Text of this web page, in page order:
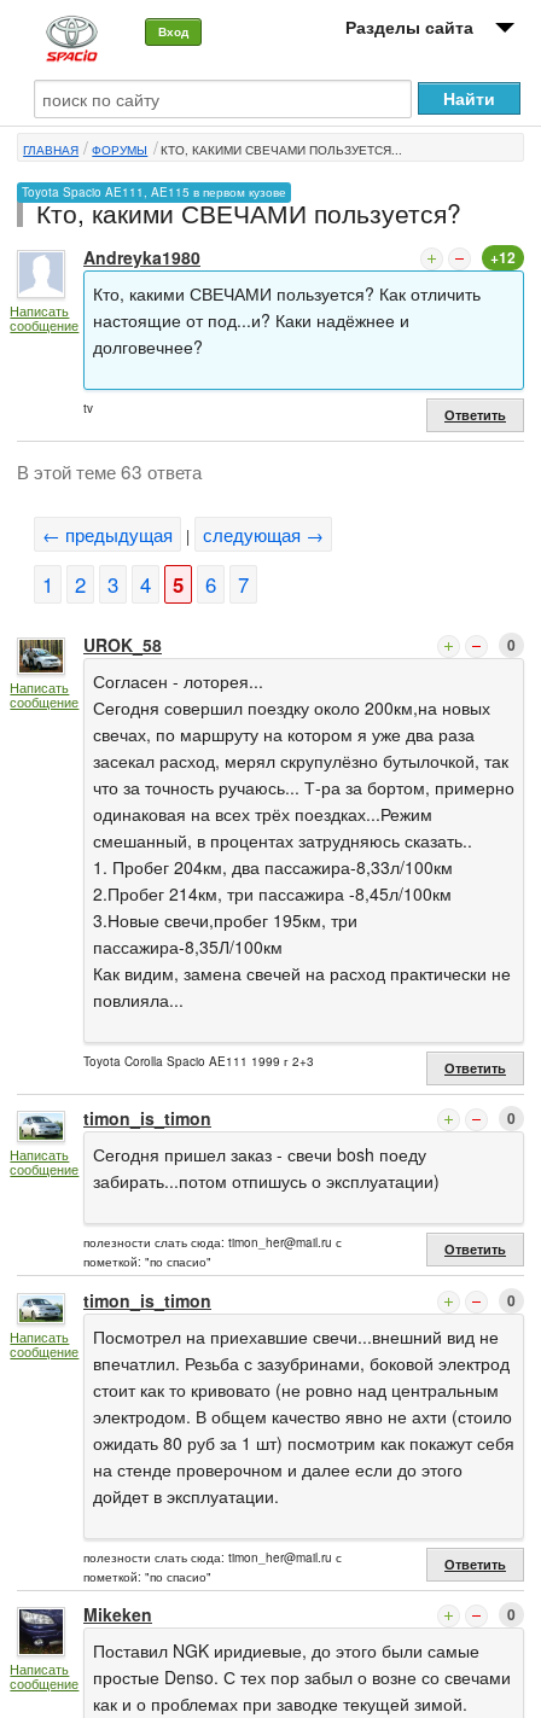
Вход Разделы сайта
О машине
Автоклуб
Форумы
Сервисы и услуги
Новости
ГЛАВНАЯ ФОРУМЫ КТО, КАКИМИ СВЕЧАМИ ПОЛЬЗУЕТСЯ...
Toyota Spacio AE111, AE115 в первом кузове
Кто, какими СВЕЧАМИ пользуется?
Написать
сообщение
Andreyka1980 +12
Кто, какими СВЕЧАМИ пользуется? Как отличить
настоящие от под...и? Каки надёжнее и
долговечнее?
tv Ответить
В этой теме 63 ответа
← предыдущая | следующая →
1 2 3 4 5 6 7
Написать
сообщение
UROK_58 0
Согласен - лоторея...
Сегодня совершил поездку около 200км,на новых
свечах, по маршруту на котором я уже два раза
засекал расход, мерял скрупулёзно бутылочкой, так
что за точность ручаюсь... Т-ра за бортом, примерно
одинаковая на всех трёх поездках...Режим
смешанный, в процентах затрудняюсь сказать..
1. Пробег 204км, два пассажира-8,33л/100км
2.Пробег 214км, три пассажира -8,45л/100км
3.Новые свечи,пробег 195км, три
пассажира-8,35Л/100км
Как видим, замена свечей на расход практически не
повлияла...
Toyota Corolla Spacio AE111 1999 г 2+3 Ответить
Написать
сообщение
timon_is_timon 0
Сегодня пришел заказ - свечи bosh поеду
забирать...потом отпишусь о эксплуатации)
полезности слать сюда: timon_her@mail.ru с
пометкой: "по спасио"
Ответить
Написать
сообщение
timon_is_timon 0
Посмотрел на приехавшие свечи...внешний вид не
впечатлил. Резьба с зазубринами, боковой электрод
стоит как то кривовато (не ровно над центральным
электродом. В общем качество явно не ахти (стоило
ожидать 80 руб за 1 шт) посмотрим как покажут себя
на стенде проверочном и далее если до этого
дойдет в эксплуатации.
полезности слать сюда: timon_her@mail.ru с
пометкой: "по спасио"
Ответить
Написать
сообщение
Mikeken 0
Поставил NGK иридиевые, до этого были самые
простые Denso. С тех пор забыл о возне со свечами
как и о проблемах при заводке текущей зимой.